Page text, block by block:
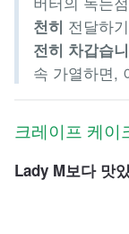
천히 전달하
전히 차갑습
속 가열하면,
크레이프 케이
Lady M보다 맛